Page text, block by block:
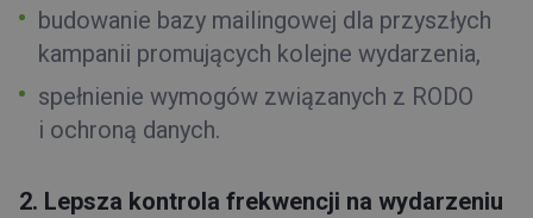
budowanie bazy mailingowej dla przyszłych
kampanii promujących kolejne wydarzenia,
spełnienie wymogów związanych z RODO
i ochroną danych.
2. Lepsza kontrola frekwencji na wydarzeniu